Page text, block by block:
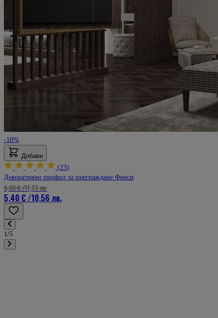
-10%
Добави
(23)
Декоративен профил за преграждане Фенси
5,40 €/10,56 лв.
6,00 €/11,73 лв.
1/5